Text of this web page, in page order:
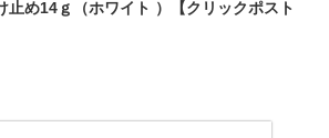
止め14ｇ（ホワイト ）【クリックポスト